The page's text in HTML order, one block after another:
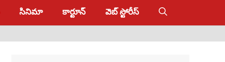
సినిమా కార్టూన్ వెబ్ స్టోరీస్